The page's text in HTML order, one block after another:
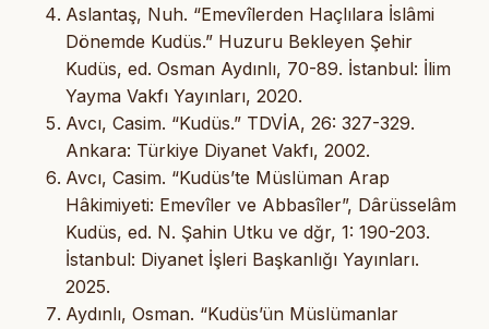
Aslantaş, Nuh. “Emevîlerden Haçlılara İslâmi
Dönemde Kudüs.” Huzuru Bekleyen Şehir
Kudüs, ed. Osman Aydınlı, 70-89. İstanbul: İlim
Yayma Vakfı Yayınları, 2020.
Avcı, Casim. “Kudüs.” TDVİA, 26: 327-329.
Ankara: Türkiye Diyanet Vakfı, 2002.
Avcı, Casim. “Kudüs’te Müslüman Arap
Hâkimiyeti: Emevîler ve Abbasîler”, Dârüsselâm
Kudüs, ed. N. Şahin Utku ve dğr, 1: 190-203.
İstanbul: Diyanet İşleri Başkanlığı Yayınları.
2025.
Aydınlı, Osman. “Kudüs’ün Müslümanlar